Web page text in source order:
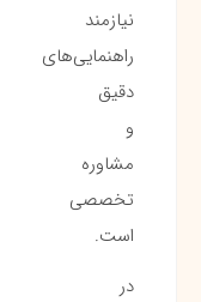
نیازمند
راهنمایی‌های
دقیق
و
مشاوره
تخصصی
است.
در